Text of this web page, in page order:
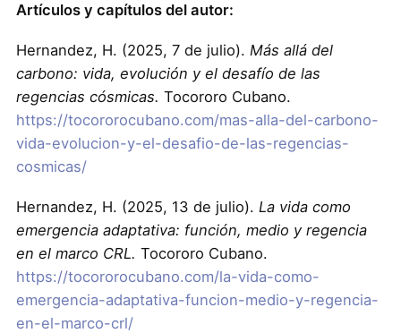
Artículos y capítulos del autor:
Hernandez, H. (2025, 7 de julio). Más allá del
carbono: vida, evolución y el desafío de las
regencias cósmicas. Tocororo Cubano.
https://tocororocubano.com/mas-alla-del-carbono-
vida-evolucion-y-el-desafio-de-las-regencias-
cosmicas/
Hernandez, H. (2025, 13 de julio). La vida como
emergencia adaptativa: función, medio y regencia
en el marco CRL. Tocororo Cubano.
https://tocororocubano.com/la-vida-como-
emergencia-adaptativa-funcion-medio-y-regencia-
en-el-marco-crl/